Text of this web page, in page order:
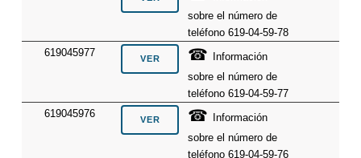
sobre el número de
teléfono 619-04-59-78
619045977
☎ Información
sobre el número de
teléfono 619-04-59-77
619045976
☎ Información
sobre el número de
teléfono 619-04-59-76